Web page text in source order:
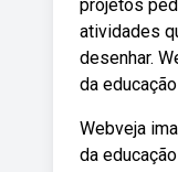
projetos
atividades
desenhar.
da
Webveja
da